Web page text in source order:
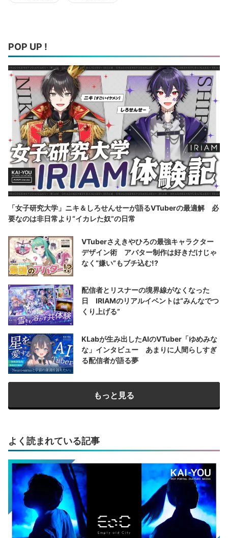
POP UP !
「女子研究大学」ニキ＆しろせんせーが語るVTuberの最適解 必
要なのは非日常より“イカレた奴”の日常
VTuberさえきやひろの最強キャラクター
デザイン術 アバター制作は好きだけじゃ
なく“嫌い”もブチ込む!?
配信者とリスナーの境界線がなくなった
日 IRIAMのリアルイベントは“みんなでつ
くり上げる”
KLabが生み出したAIのVTuber「ゆめみな
な」インタビュー あまりに人間らしすぎ
る配信者が語る夢
もっと見る
よく読まれている記事